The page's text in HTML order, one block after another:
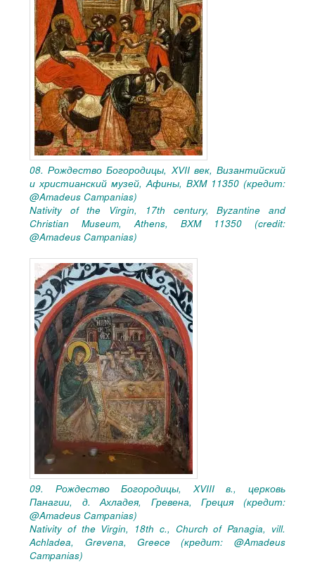
08. Рождество Богородицы, XVII век, Византийский
и христианский музей, Афины, ΒΧΜ 11350 (кредит:
@Amadeus Campanias)
Nativity of the Virgin, 17th century, Byzantine and
Christian Museum, Athens, ΒΧΜ 11350 (credit:
@Amadeus Campanias)
09. Рождество Богородицы, XVIII в., церковь
Панагии, д. Ахладея, Гревена, Греция (кредит:
@Amadeus Campanias)
Nativity of the Virgin, 18th c., Church of Panagia, vill.
Achladea, Grevena, Greece (кредит: @Amadeus
Campanias)